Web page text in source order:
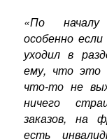
«По
особенно
уходил в
ему, что это
что-то не
ничего
заказов, на
есть